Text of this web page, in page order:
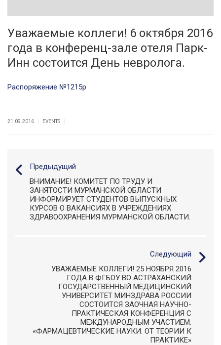
Уважаемые коллеги! 6 октября 2016
года в конференц-зале отеля Парк-
Инн состоится День невролога.
Распоряжение №1215р
21.09.2016 EVENTS
Предыдущий
ВНИМАНИЕ! КОМИТЕТ ПО ТРУДУ И
ЗАНЯТОСТИ МУРМАНСКОЙ ОБЛАСТИ
ИНФОРМИРУЕТ СТУДЕНТОВ ВЫПУСКНЫХ
КУРСОВ О ВАКАНСИЯХ В УЧРЕЖДЕНИЯХ
ЗДРАВООХРАНЕНИЯ МУРМАНСКОЙ ОБЛАСТИ.
Следующий
УВАЖАЕМЫЕ КОЛЛЕГИ! 25 НОЯБРЯ 2016
ГОДА В ФГБОУ ВО АСТРАХАНСКИЙ
ГОСУДАРСТВЕННЫЙ МЕДИЦИНСКИЙ
УНИВЕРСИТЕТ МИНЗДРАВА РОССИИ
СОСТОИТСЯ ЗАОЧНАЯ НАУЧНО-
ПРАКТИЧЕСКАЯ КОНФЕРЕНЦИЯ С
МЕЖДУНАРОДНЫМ УЧАСТИЕМ:
«ФАРМАЦЕВТИЧЕСКИЕ НАУКИ: ОТ ТЕОРИИ К
ПРАКТИКЕ»